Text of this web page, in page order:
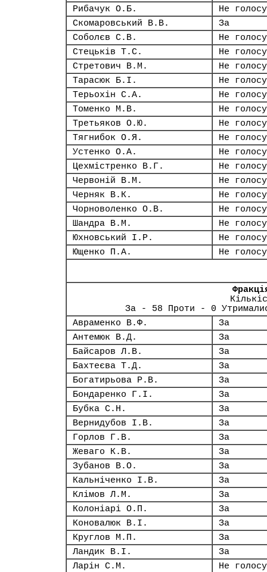
Рибачук О.Б.
Не
Скомаровський В.В.
За
Соболєв С.В.
Не
Стецьків Т.С.
Не
Стретович В.М.
Не
Тарасюк Б.І.
Не
Терьохін С.А.
Не
Томенко М.В.
Не
Третьяков О.Ю.
Не
Тягнибок О.Я.
Не
Устенко О.А.
Не
Цехмістренко В.Г.
Не
Червоній В.М.
Не
Черняк В.К.
Не
Чорноволенко О.В.
Не
Шандра В.М.
Не
Юхновський І.Р.
Не
Ющенко П.А.
Не
За - 58 Проти - 0
Авраменко В.Ф.
За
Антемюк В.Д.
За
Байсаров Л.В.
За
Бахтеєва Т.Д.
За
Богатирьова Р.В.
За
Бондаренко Г.І.
За
Бубка С.Н.
За
Вернидубов І.В.
За
Горлов Г.В.
За
Жеваго К.В.
За
Зубанов В.О.
За
Кальніченко І.В.
За
Клімов Л.М.
За
Колоніарі О.П.
За
Коновалюк В.І.
За
Круглов М.П.
За
Ландик В.І.
За
Ларін С.М.
Не